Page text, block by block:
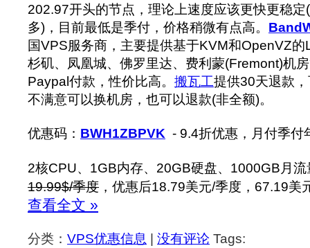
202.97开头的节点，理论上速度应该更快更稳
多)，目前最低是季付，价格稍微有点高。
国VPS服务商，主要提供基于KVM和OpenVZ
杉矶、凤凰城、佛罗里达、费利蒙(Fremont)机
Paypal付款，性价比高。 搬瓦工提供30天退款
不满意可以换机房，也可以退款(非全额)。
优惠码： BWH1ZBPVK - 9.4折优惠，月付季付
2核CPU、1GB内存、20GB硬盘、1000GB月
19.99$/季度 ，优惠后18.79美元/季度，67.19美
查看全文 »
分类： VPS优惠信息 没有评论 Tags: